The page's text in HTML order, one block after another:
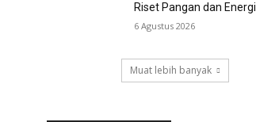
Riset Pangan dan Energi
6 Agustus 2026
Muat lebih banyak